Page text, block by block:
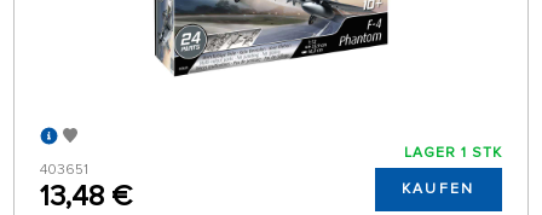
403651
13,48 €
LAGER 1 STK
KAUFEN